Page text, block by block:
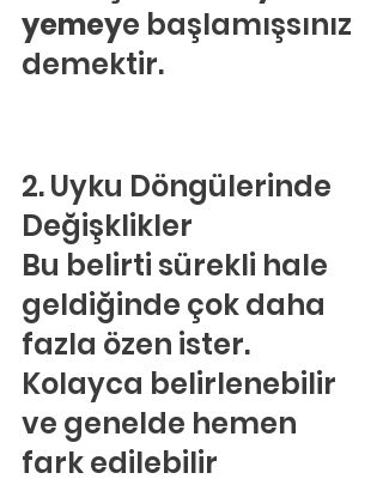
yemeye başlamışsınız
demektir.
2. Uyku Döngülerinde
Değişklikler
Bu belirti sürekli hale
geldiğinde çok daha
fazla özen ister.
Kolayca belirlenebilir
ve genelde hemen
fark edilebilir